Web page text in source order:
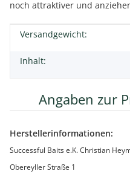
noch attraktiver und
Produkteigenschaft
Wert
Versandgewicht:
Inhalt:
Angaben zur
Herstellerinformationen:
Successful Baits e.K. Christian
Obereyller Straße 1